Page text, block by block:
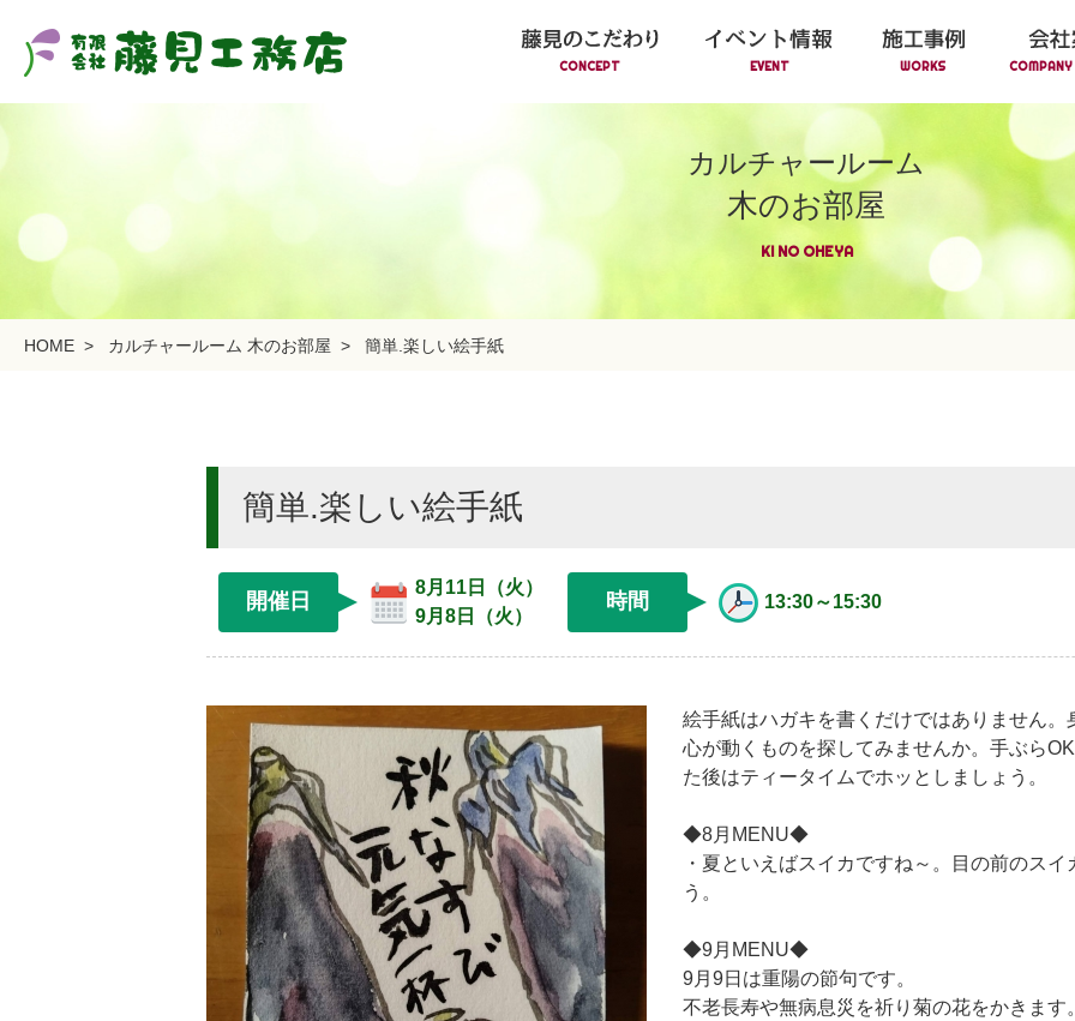
CONCEPT EVENT WORKS
カルチャールーム
木のお部屋
KI NO OHEYA
HOME > カルチャールーム 木のお部屋 > 簡単.楽しい絵手紙
簡単.楽しい絵手紙
開催日
8月11日（火）
9月8日（火）
時間 13:30～15:30
絵手紙はハガキを書くだけではありません
心が動くものを探してみませんか。手ぶら
た後はティータイムでホッとしましょう。
◆8月MENU◆
・夏といえばスイカですね～。目の前のス
う。
◆9月MENU◆
9月9日は重陽の節句です。
不老長寿や無病息災を祈り菊の花をかきま